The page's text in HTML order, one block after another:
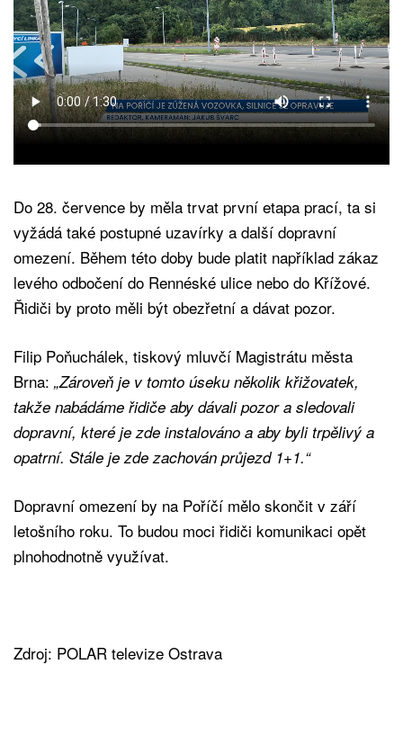
Do 28. července by měla trvat první etapa prací, ta si
vyžádá také postupné uzavírky a další dopravní
omezení. Během této doby bude platit například zákaz
levého odbočení do Rennéské ulice nebo do Křížové.
Řidiči by proto měli být obezřetní a dávat pozor.
Filip Poňuchálek, tiskový mluvčí Magistrátu města
Brna: „Zároveň je v tomto úseku několik křižovatek,
takže nabádáme řidiče aby dávali pozor a sledovali
dopravní, které je zde instalováno a aby byli trpělivý a
opatrní. Stále je zde zachován průjezd 1+1.“
Dopravní omezení by na Poříčí mělo skončit v září
letošního roku. To budou moci řidiči komunikaci opět
plnohodnotně využívat.
Zdroj: POLAR televize Ostrava